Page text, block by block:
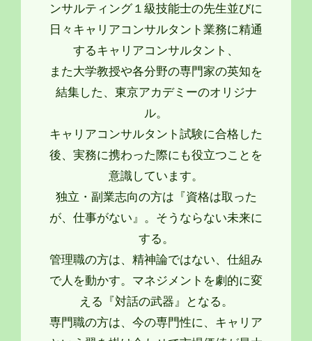
ンサルティング１級技能士の先生並びに
日々キャリアコンサルタント業務に精通
するキャリアコンサルタント、
また大学教授や各分野の専門家の英知を
結集した、東京アカデミーのオリジナ
ル。
キャリアコンサルタント試験に合格した
後、実務に携わった際にも役立つことを
意識しています。
独立・副業志向の方は『資格は取った
が、仕事がない』。そうならない未来に
する。
管理職の方は、精神論ではない、仕組み
で人を動かす。マネジメントを劇的に変
える『対話の武器』となる。
専門職の方は、今の専門性に、キャリア